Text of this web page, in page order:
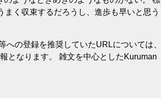
く収束するだろうし、進歩も早いと思う
の登録を推奨していたURLについては、
となります。 雑文を中心としたKuruman